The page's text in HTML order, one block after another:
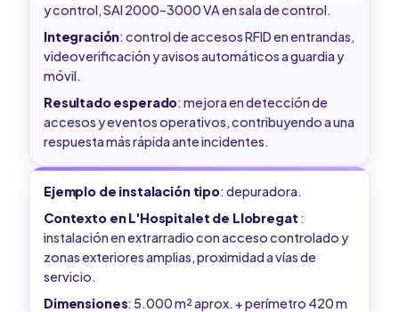
y control, SAI 2000–3000 VA en sala de control.
Integración: control de accesos RFID en entrandas,
videoverificación y avisos automáticos a guardia y
móvil.
Resultado esperado: mejora en detección de
accesos y eventos operativos, contribuyendo a una
respuesta más rápida ante incidentes.
Ejemplo de instalación tipo: depuradora.
Contexto en L'Hospitalet de Llobregat :
instalación en extrarradio con acceso controlado y
zonas exteriores amplias, proximidad a vías de
servicio.
Dimensiones: 5.000 m² aprox. + perímetro 420 m